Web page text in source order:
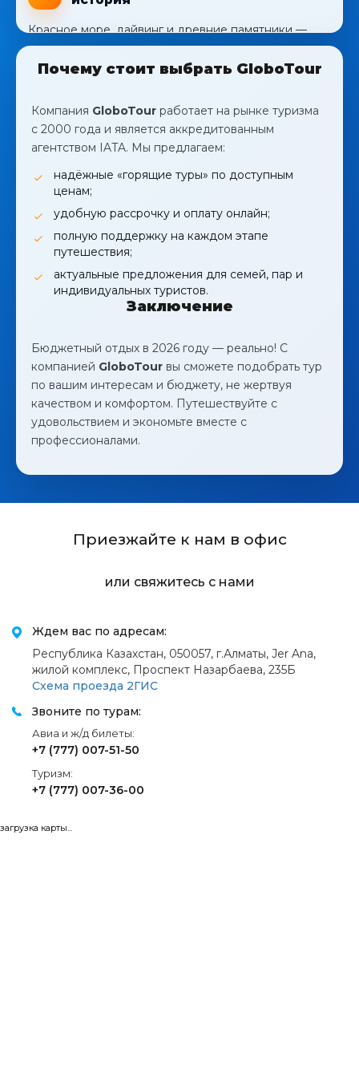
удобно для бюджетного отдыха.
сезонные акции и спецпредложения «горящие
неделю
Что посмотреть:Тбилиси, Батуми, Казбеги.
выбирайте туры с
включёнными трансферами — это экономит
Красное море, дайвинг и древние памятники —
Египет отлично подойдёт для бюджетного отдыха.
Средняя стоимость тура:от 200 000 ₸ на
Особенности:отдых «всё включено»,
доступные экскурсии.
раннего утра — это помогает поймать скидку
на авиабилеты.
Почему стоит выбрать GloboTour
Компания GloboTour работает на рынке туризма
с 2000 года и является аккредитованным
агентством IATA. Мы предлагаем:
надёжные «горящие туры» по доступным
ценам;
удобную рассрочку и оплату онлайн;
полную поддержку на каждом этапе
путешествия;
актуальные предложения для семей, пар и
индивидуальных туристов.
Заключение
Бюджетный отдых в 2026 году — реально! С
компанией GloboTour вы сможете подобрать тур
по вашим интересам и бюджету, не жертвуя
качеством и комфортом. Путешествуйте с
удовольствием и экономьте вместе с
профессионалами.
Приезжайте к нам в офис
или свяжитесь с нами
Ждем вас по адресам:
Республика Казахстан, 050057, г.Алматы, Jer Ana,
жилой комплекс, Проспект Назарбаева, 235Б
Схема проезда 2ГИС
Звоните по турам:
Авиа и ж/д билеты:
+7 (777) 007-51-50
Туризм:
+7 (777) 007-36-00
загрузка карты...